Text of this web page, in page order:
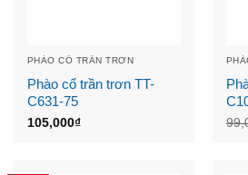
PHÀO CỔ TRẦN TRƠN
Phào cổ trần trơn TT-
C631-75
105,000₫